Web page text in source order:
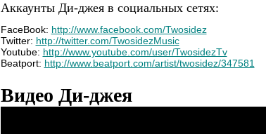
Аккаунты Ди-джея в социальных сетях:
FaceBook: http://www.facebook.com/Twosidez
Twitter: http://twitter.com/TwosidezMusic
Youtube: http://www.youtube.com/user/TwosidezTv
Beatport: http://www.beatport.com/artist/twosidez/347581
Видео Ди-джея